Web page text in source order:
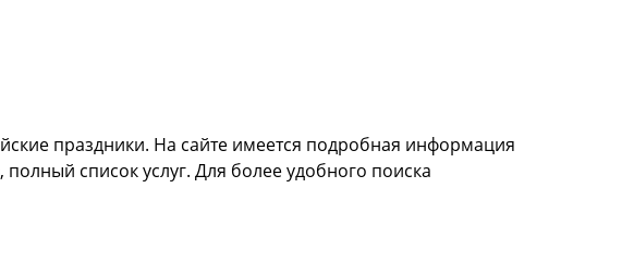
праздники. На сайте имеется подробная информация
список услуг. Для более удобного поиска